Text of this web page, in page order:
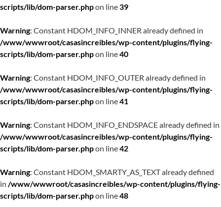
scripts/lib/dom-parser.phpon line39
Warning: Constant HDOM_INFO_INNER already defined in
/www/wwwroot/casasincreibles/wp-content/plugins/flying-
scripts/lib/dom-parser.phpon line40
Warning: Constant HDOM_INFO_OUTER already defined in
/www/wwwroot/casasincreibles/wp-content/plugins/flying-
scripts/lib/dom-parser.phpon line41
Warning: Constant HDOM_INFO_ENDSPACE already defined in
/www/wwwroot/casasincreibles/wp-content/plugins/flying-
scripts/lib/dom-parser.phpon line42
Warning: Constant HDOM_SMARTY_AS_TEXT already defined
in /www/wwwroot/casasincreibles/wp-content/plugins/flying-
scripts/lib/dom-parser.phpon line48